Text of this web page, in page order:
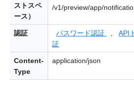
ストスペ
ース）
/v1/preview/app/
認証 パスワード認証 API
証
Content-
Type
application/json